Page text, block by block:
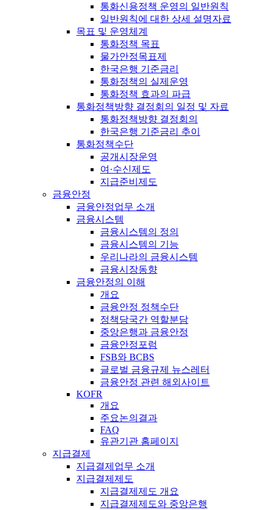
통화신용정책 운영의 일반원칙
일반원칙에 대한 상세 설명자료
목표 및 운영체계
통화정책 목표
물가안정목표제
한국은행 기준금리
통화정책의 실제운영
통화정책 효과의 파급
통화정책방향 결정회의 일정 및 자료
통화정책방향 결정회의
한국은행 기준금리 추이
통화정책수단
공개시장운영
여·수신제도
지급준비제도
금융안정
금융안정업무 소개
금융시스템
금융시스템의 정의
금융시스템의 기능
우리나라의 금융시스템
금융시장동향
금융안정의 이해
개요
금융안정 정책수단
정책당국간 역할분담
중앙은행과 금융안정
금융안정포럼
FSB와 BCBS
글로벌 금융규제 뉴스레터
금융안정 관련 해외사이트
KOFR
개요
주요논의결과
FAQ
유관기관 홈페이지
지급결제
지급결제업무 소개
지급결제제도
지급결제제도 개요
지급결제제도와 중앙은행